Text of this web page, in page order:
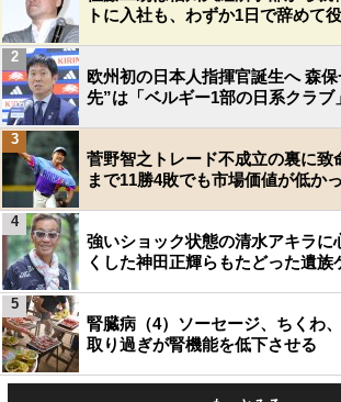
トに入社も、わずか1日で辞めて
欧州初の日本人指揮官誕生へ 森
先”は「ベルギー1部の日系クラブ
2
菅野智之トレード不成立の裏に
まで11勝4敗でも市場価値が低か
3
強いショック状態の清水アキラ
くした神田正輝らもたどった遺族
4
腎臓病（4）ソーセージ、ちくわ
取り過ぎが腎機能を低下させる
5